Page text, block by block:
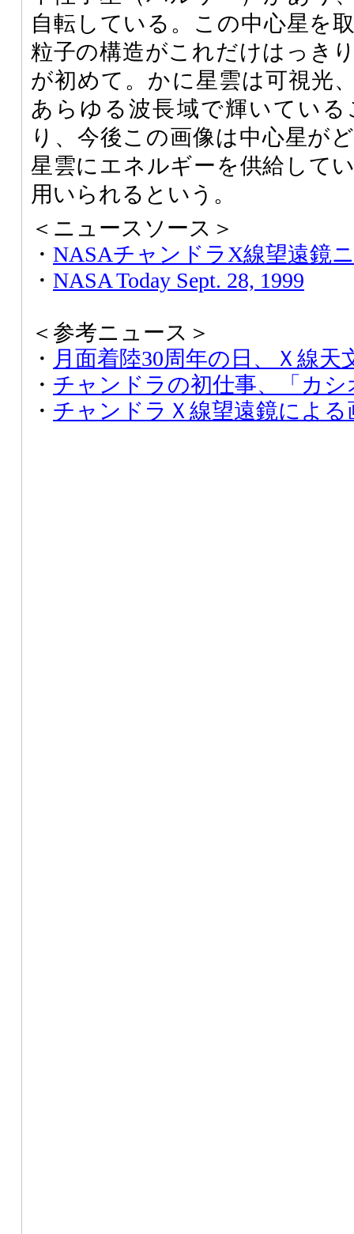
自転している。この中心星を
粒子の構造がこれだけはっき
が初めて。かに星雲は可視光
あらゆる波長域で輝いてい
り、今後この画像は中心星が
星雲にエネルギーを供給して
用いられるという。
＜ニュースソース＞
・ NASAチャンドラX線望遠鏡
・ NASA Today Sept. 28, 1999
＜参考ニュース＞
・ 月面着陸30周年の日、Ｘ線天
・ チャンドラの初仕事、「カ
・ チャンドラＸ線望遠鏡による